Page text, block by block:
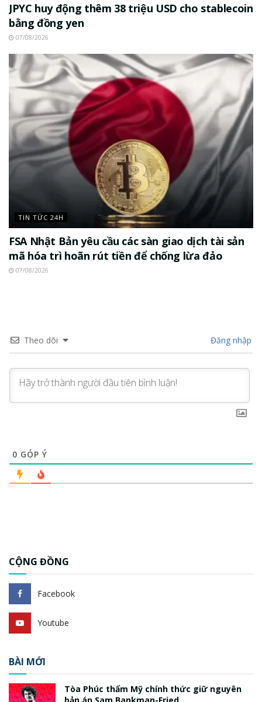
JPYC huy động thêm 38 triệu USD cho stablecoin
bằng đồng yen
07/08/2026
TIN TỨC 24H
FSA Nhật Bản yêu cầu các sàn giao dịch tài sản
mã hóa trì hoãn rút tiền để chống lừa đảo
07/08/2026
Theo dõi Đăng nhập
0 GÓP Ý
CỘNG ĐỒNG
Facebook
Youtube
BÀI MỚI
Tòa Phúc thẩm Mỹ chính thức giữ nguyên